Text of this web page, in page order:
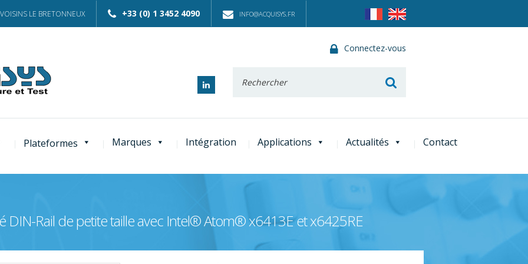
Plateformes Marques Intégration Applications Actualités Contact
LE BRETONNEUX +33 (0) 1 3452 4090 INFO@ACQUISYS.FR
Connectez-vous
DIN-Rail de petite taille avec Intel® Atom® x6413E et x6425RE